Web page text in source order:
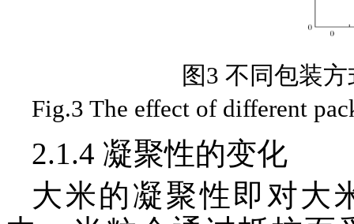
图3 不同包装
Fig.3 The effect of different
2.1.4 凝聚性的变化
大米的凝聚性即对大